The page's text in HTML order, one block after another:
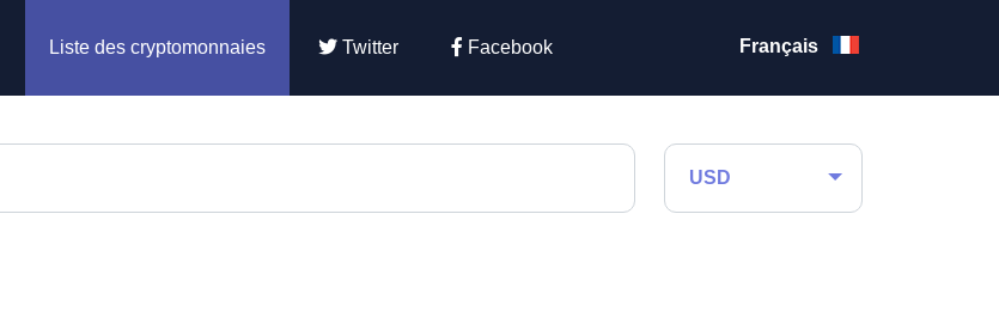
Liste des cryptomonnaies Twitter Facebook Français
USD